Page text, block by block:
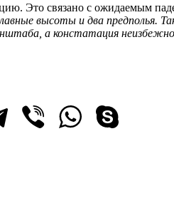
Это связано с ожидаемым
высоты и два предполья.
а констатация